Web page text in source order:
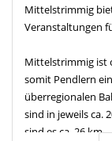
Mittelstrimmig
Veranstaltungen
Mittelstrimmig ist
somit Pendlern
überregionalen
sind in jeweils ca.
sind es ca. 26 km.